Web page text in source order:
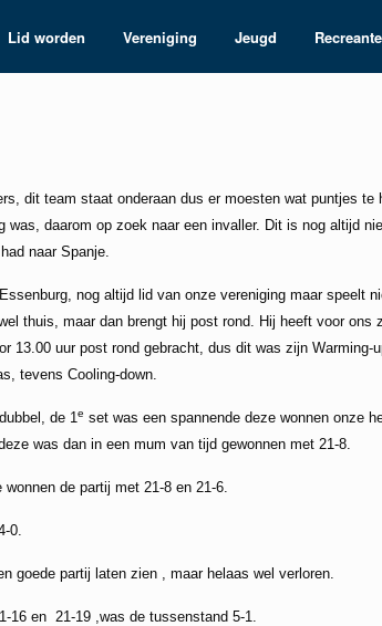
Lid worden Vereniging Jeugd
dit team staat onderaan dus er moesten wat puntjes te
was, daarom op zoek naar een invaller. Dit is nog altijd
naar Spanje.
nog altijd lid van onze vereniging maar speelt
thuis, maar dan brengt hij post rond. Hij heeft voor ons
13.00 uur post rond gebracht, dus dit was zijn Warming-
tevens Cooling-down.
de 1e set was een spannende deze wonnen onze
was dan in een mum van tijd gewonnen met 21-8.
de partij met 21-8 en 21-6.
0.
goede partij laten zien , maar helaas wel verloren.
16 en 21-19 ,was de tussenstand 5-1.